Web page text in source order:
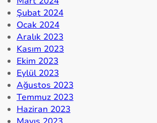
Şubat 2024
Ocak 2024
Aralık 2023
Kasım 2023
Ekim 2023
Eylül 2023
Ağustos 2023
Temmuz 2023
Haziran 2023